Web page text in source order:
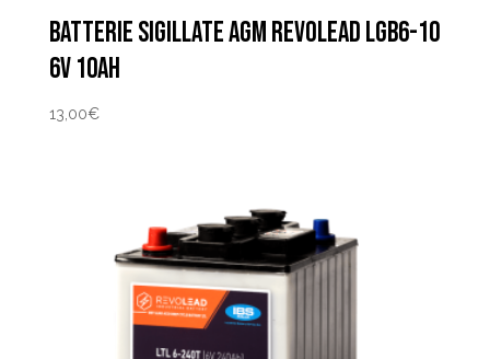
BATTERIE SIGILLATE AGM REVOLEAD LGB6-10
6V 10AH
13,00€